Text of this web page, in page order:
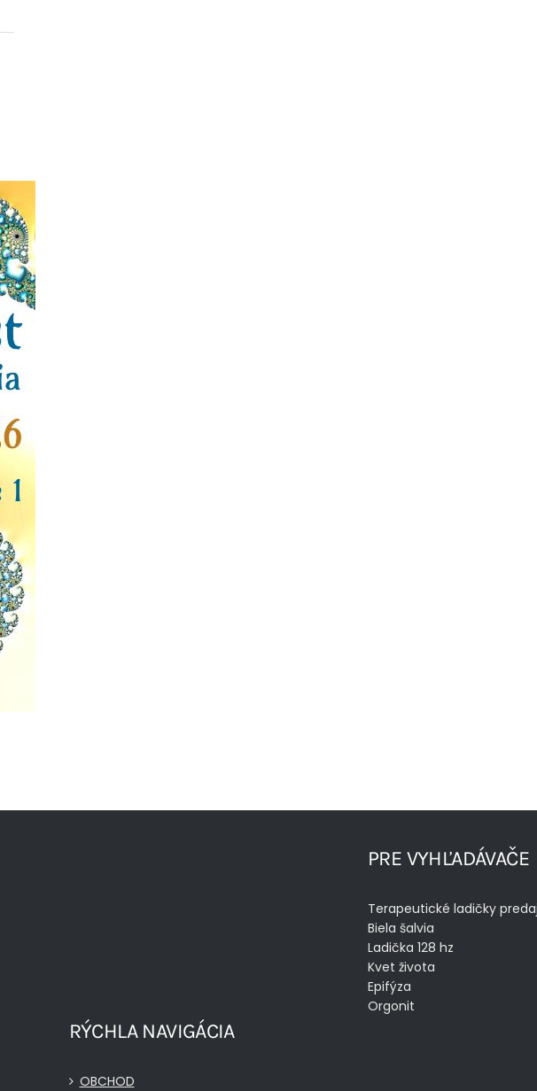
PRE VYHĽADÁVAČE
Terapeutické ladičky
Biela šalvia
Ladička 128 hz
Kvet života
Epifýza
Orgonit
RÝCHLA NAVIGÁCIA
OBCHOD